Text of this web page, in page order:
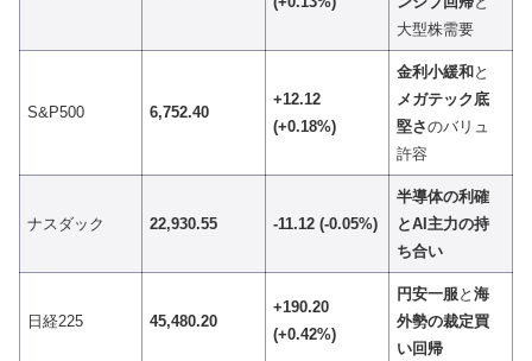
大型株需要
S&P500 6,752.40
+12.12
(+0.18%)
金利小緩和 と
メガテック底
堅さのバリュ
許容
ナスダック 22,930.55 -11.12 (-0.05%)
半導体の利確
とAI主力の持
ち合い
日経225 45,480.20
+190.20
(+0.42%)
円安一服と海
外勢の裁定買
い回帰